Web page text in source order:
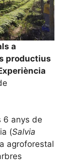
a
productius
6 anys de
(Salvia
agroforestal